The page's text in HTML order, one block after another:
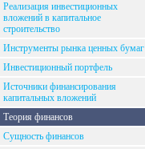
Реализация инвестиционных
вложений в капитальное
строительство
Инструменты рынка ценных бумаг
Инвестиционный портфель
Источники финансирования
капитальных вложений
Теория финансов
Сущность финансов